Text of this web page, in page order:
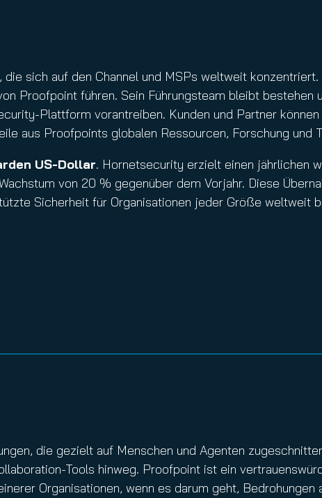
sich auf den Channel und MSPs weltweit
Proofpoint führen. Sein Führungsteam bleibt bestehen
Plattform vorantreiben. Kunden und Partner
aus Proofpoints globalen Ressourcen, Forschung und
US-Dollar. Hornetsecurity erzielt einen jährlichen
von 20 % gegenüber dem Vorjahr. Diese
Sicherheit für Organisationen jeder Größe weltweit
die gezielt auf Menschen und Agenten
Tools hinweg. Proofpoint ist ein
Organisationen, wenn es darum geht, Bedrohungen